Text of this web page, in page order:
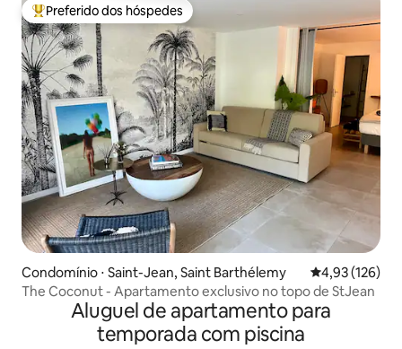
Entre os melhores preferidos dos hóspedes
Preferido dos hóspedes
Condomínio ⋅ Saint-Jean, Saint Barthélemy 4,93 de uma
4,93 (126)
The Coconut - Apartamento exclusivo no topo de StJean
Aluguel de apartamento para
temporada com piscina